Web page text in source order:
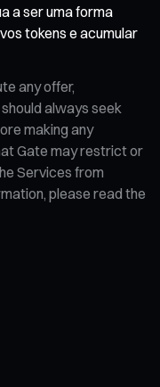
a ser uma forma
tokens e acumular
any offer,
always seek
making any
Gate may restrict or
Services from
please read the